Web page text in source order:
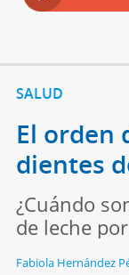
SALUD
El orden
dientes
¿Cuándo
de leche
Fabiola Hernández